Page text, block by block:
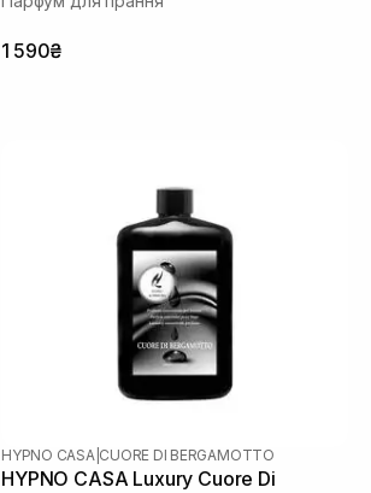
1 590₴
HYPNO CASA CUORE DI BERGAMOTTO
HYPNO CASA Luxury Cuore Di